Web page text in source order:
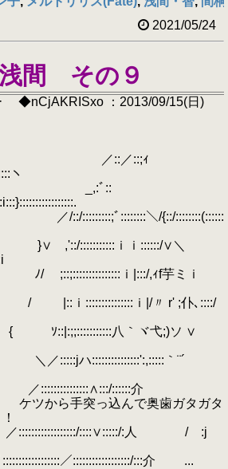
2021/05/24
間 その９
◆nCjAKRISxo ：2013/09/15(日)
::;ｨ
ヽ
ﾞ::
::::::::＼/{::/::::::::(::::::
ｉｉ::::::/∨＼
ｉ|:::/,ｨf芋ミｉ
ｉ|/〃 r' ;仆､::::/
八｀ヾ弋;)ソ ∨
｀¨´
::::::介
から手突っ込んで奥歯ガタガタ
::::∨:::::/:人 / :j
／::::::::::::::::::/:::介 ...